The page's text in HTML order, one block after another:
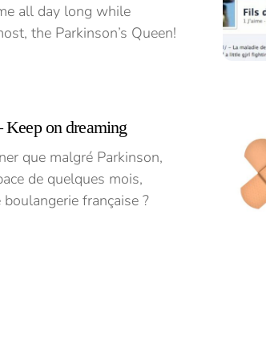
all day long while
the Parkinson’s Queen!
on dreaming
que malgré Parkinson,
de quelques mois,
française ?